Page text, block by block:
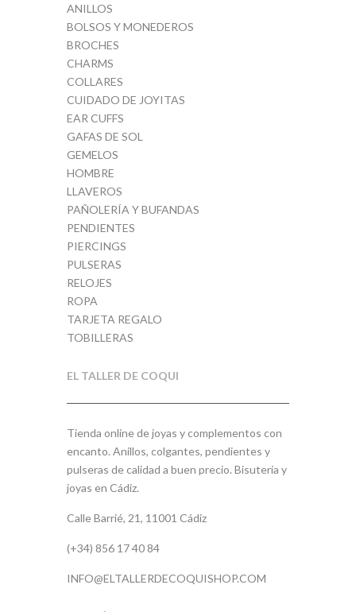
ANILLOS
BOLSOS Y MONEDEROS
BROCHES
CHARMS
COLLARES
CUIDADO DE JOYITAS
EAR CUFFS
GAFAS DE SOL
GEMELOS
HOMBRE
LLAVEROS
PAÑOLERÍA Y BUFANDAS
PENDIENTES
PIERCINGS
PULSERAS
RELOJES
ROPA
TARJETA REGALO
TOBILLERAS
EL TALLER DE COQUI
Tienda online de joyas y complementos con
encanto. Anillos, colgantes, pendientes y
pulseras de calidad a buen precio. Bisutería y
joyas en Cádiz.
Calle Barrié, 21, 11001 Cádiz
(+34) 856 17 40 84
INFO@ELTALLERDECOQUISHOP.COM